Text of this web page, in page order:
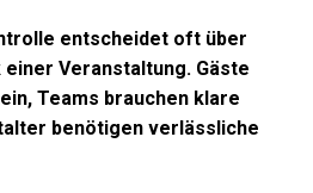
entscheidet oft über
Veranstaltung. Gäste
Teams brauchen klare
benötigen verlässliche